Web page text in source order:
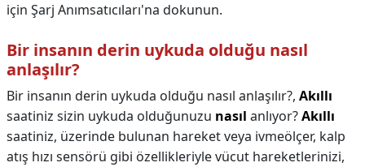
için Şarj Anımsatıcıları'na dokunun.
Bir insanın derin uykuda olduğu nasıl
anlaşılır?
Bir insanın derin uykuda olduğu nasıl anlaşılır?, Akıllı
saatiniz sizin uykuda olduğunuzu nasıl anlıyor?Akıllı
saatiniz, üzerinde bulunan hareket veya ivmeölçer, kalp
atış hızı sensörü gibi özellikleriyle vücut hareketlerinizi,